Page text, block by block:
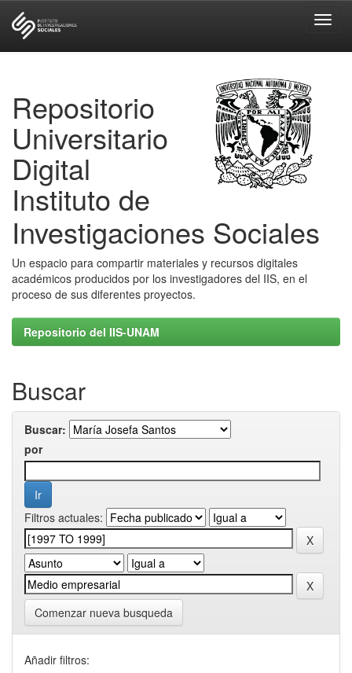
Repositorio
Universitario
Digital
Instituto de
Investigaciones Sociales
Un espacio para compartir materiales y recursos digitales
académicos producidos por los investigadores del IIS, en el
proceso de sus diferentes proyectos.
Repositorio del IIS-UNAM
Buscar
Buscar:
por
Filtros actuales:
Comenzar nueva busqueda
Añadir filtros: